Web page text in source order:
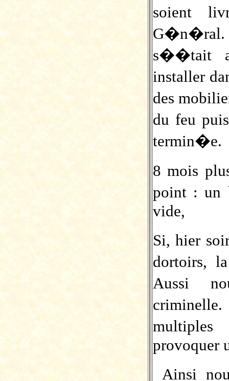
soient
s��tait
installer
des
du feu
termin�e.
8 mois
point : un
vide,
Si, hier
dortoirs,
Aussi
provoquer
Ainsi